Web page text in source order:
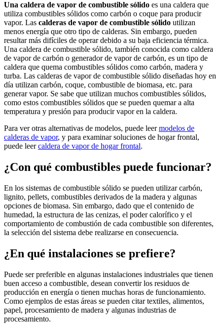
Una caldera de vapor de combustible sólido es una caldera que
utiliza combustibles sólidos como carbón o coque para producir
vapor. Las calderas de vapor de combustible sólido utilizan
menos energía que otro tipo de calderas. Sin embargo, pueden
resultar más difíciles de operar debido a su baja eficiencia térmica.
Una caldera de combustible sólido, también conocida como caldera
de vapor de carbón o generador de vapor de carbón, es un tipo de
caldera que quema combustibles sólidos como carbón, madera y
turba. Las calderas de vapor de combustible sólido diseñadas hoy en
día utilizan carbón, coque, combustible de biomasa, etc. para
generar vapor. Se sabe que utilizan muchos combustibles sólidos,
como estos combustibles sólidos que se pueden quemar a alta
temperatura y presión para producir vapor en la caldera.
Para ver otras alternativas de modelos, puede leermodelos de
calderas de vapor, y para examinar soluciones de hogar frontal,
puede leercaldera de vapor de hogar frontal.
¿Con qué combustibles puede funcionar?
En los sistemas de combustible sólido se pueden utilizar carbón,
lignito, pellets, combustibles derivados de la madera y algunas
opciones de biomasa. Sin embargo, dado que el contenido de
humedad, la estructura de las cenizas, el poder calorífico y el
comportamiento de combustión de cada combustible son diferentes,
la selección del sistema debe realizarse en consecuencia.
¿En qué instalaciones se prefiere?
Puede ser preferible en algunas instalaciones industriales que tienen
buen acceso a combustible, desean convertir los residuos de
producción en energía o tienen muchas horas de funcionamiento.
Como ejemplos de estas áreas se pueden citar textiles, alimentos,
papel, procesamiento de madera y algunas industrias de
procesamiento.